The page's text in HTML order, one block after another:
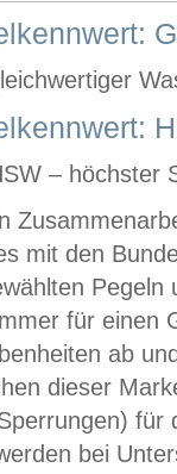
– höchster
mit den
für einen
ab
dieser
für
bei